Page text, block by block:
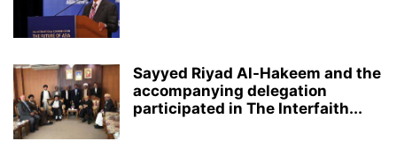
Sayyed Riyad Al-Hakeem and the
accompanying delegation
participated in The Interfaith...